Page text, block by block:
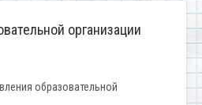
организации
образовательной